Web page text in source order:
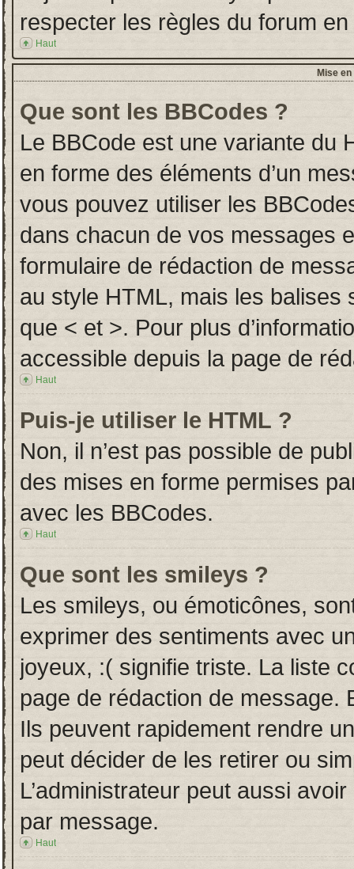
respecter les règles du forum
Haut
Mise
Que sont les BBCodes ?
Le BBCode est une variante du
en forme des éléments d’un
vous pouvez utiliser les
dans chacun de vos messages
formulaire de rédaction de
au style HTML, mais les
que < et >. Pour plus
accessible depuis la page de
Haut
Puis-je utiliser le HTML ?
Non, il n’est pas possible de
des mises en forme permises
avec les BBCodes.
Haut
Que sont les smileys ?
Les smileys, ou émoticônes,
exprimer des sentiments avec
joyeux, :( signifie triste. La liste
page de rédaction de message.
Ils peuvent rapidement rendre
peut décider de les retirer ou
L’administrateur peut aussi
par message.
Haut